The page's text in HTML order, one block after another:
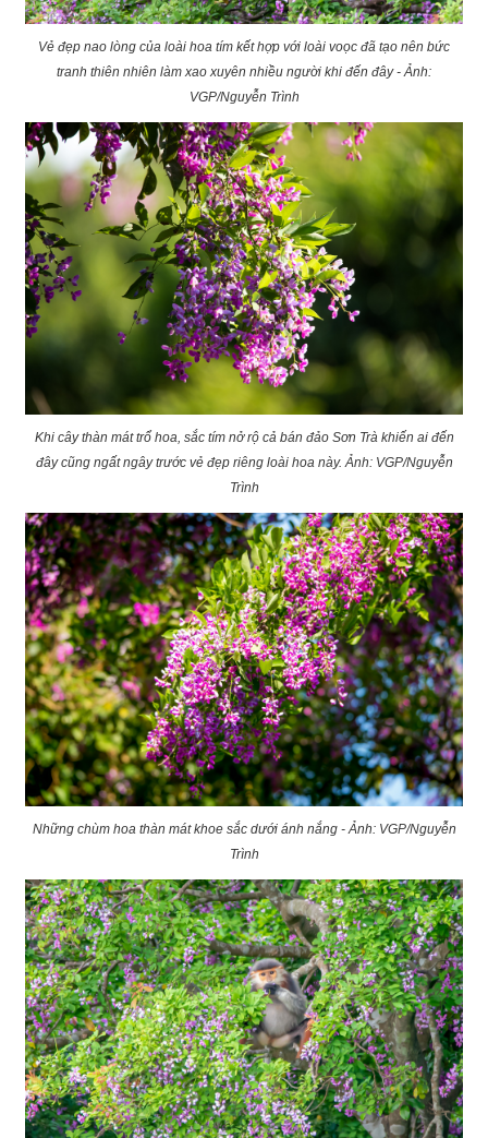
Vẻ đẹp nao lòng của loài hoa tím kết hợp với loài voọc đã tạo nên bức
tranh thiên nhiên làm xao xuyên nhiều người khi đến đây - Ảnh:
VGP/Nguyễn Trình
Khi cây thàn mát trổ hoa, sắc tím nở rộ cả bán đảo Sơn Trà khiến ai đến
đây cũng ngất ngây trước vẻ đẹp riêng loài hoa này. Ảnh: VGP/Nguyễn
Trình
Những chùm hoa thàn mát khoe sắc dưới ánh nắng - Ảnh: VGP/Nguyễn
Trình